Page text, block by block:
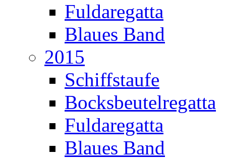
Fuldaregatta
Blaues Band
2015
Schiffstaufe
Bocksbeutelregatta
Fuldaregatta
Blaues Band